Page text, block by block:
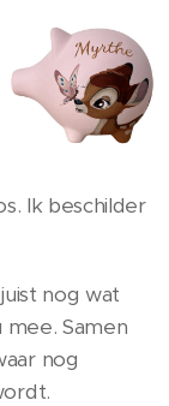
Ik beschilder
nog wat
Samen
nog